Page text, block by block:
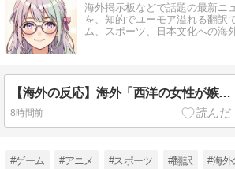
海外掲示板などで話題の最新ニ
を、知的でユーモア溢れる翻訳
ム、スポーツ、日本文化への海
【海外の反応】海外「西洋の女性が嫉妬で発狂してるぞ！」日本の女の子たちの『女性らしさ』と西洋女性の男勝りな態度の圧倒的な差に外国人が大盛り上がり！
8時間前
#ゲーム #アニメ #スポーツ #翻訳 #海外